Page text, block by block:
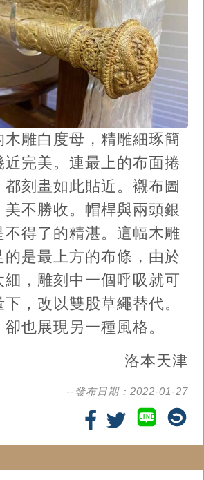
木雕白度母，精雕細琢簡
近完美。連最上的布面捲
刻畫如此貼近。襯布圖
美不勝收。帽桿與兩頭銀
不得了的精湛。這幅木雕
的是最上方的布條，由於
細，雕刻中一個呼吸就可
，改以雙股草繩替代。
也展現另一種風格。
洛本天津
--發布日期：2022-01-27
LINE